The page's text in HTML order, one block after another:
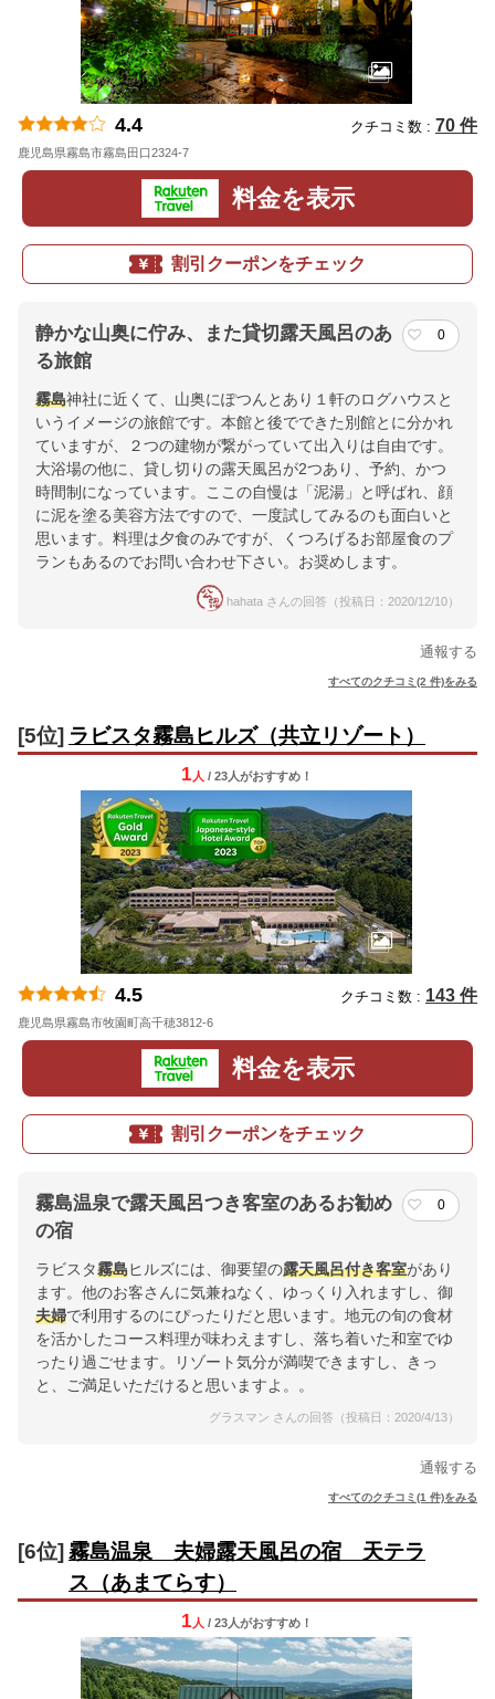
4.4 クチコミ数 : 70 件
鹿児島県霧島市霧島田口2324-7
料金を表示
割引クーポンをチェック
静かな山奥に佇み、また貸切露天風呂のあ
る旅館
0
霧島神社に近くて、山奥にぽつんとあり１軒のログハウスと
いうイメージの旅館です。本館と後でできた別館とに分かれ
ていますが、２つの建物が繋がっていて出入りは自由です。
大浴場の他に、貸し切りの露天風呂が2つあり、予約、かつ
時間制になっています。ここの自慢は「泥湯」と呼ばれ、顔
に泥を塗る美容方法ですので、一度試してみるのも面白いと
思います。料理は夕食のみですが、くつろげるお部屋食のプ
ランもあるのでお問い合わせ下さい。お奨めします。
hahata さんの回答（投稿日：2020/12/10）
通報する
すべてのクチコミ(2 件)をみる
[5位] ラビスタ霧島ヒルズ（共立リゾート）
1 人 / 23人がおすすめ！
4.5 クチコミ数 : 143 件
鹿児島県霧島市牧園町高千穂3812-6
料金を表示
割引クーポンをチェック
霧島温泉で露天風呂つき客室のあるお勧め
の宿
0
ラビスタ霧島ヒルズには、御要望の露天風呂付き客室があり
ます。他のお客さんに気兼ねなく、ゆっくり入れますし、御
夫婦で利用するのにぴったりだと思います。地元の旬の食材
を活かしたコース料理が味わえますし、落ち着いた和室でゆ
ったり過ごせます。リゾート気分が満喫できますし、きっ
と、ご満足いただけると思いますよ。。
グラスマン さんの回答（投稿日：2020/4/13）
通報する
すべてのクチコミ(1 件)をみる
[6位] 霧島温泉 夫婦露天風呂の宿 天テラ
ス（あまてらす）
1 人 / 23人がおすすめ！